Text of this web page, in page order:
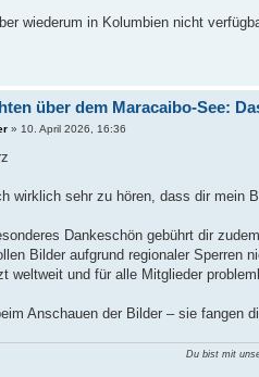
wiederum in Kolumbien nicht
über dem Maracaibo-See:
» 10. April 2026, 16:36
wirklich sehr zu hören, dass dir mein
Dankeschön gebührt dir
Bilder aufgrund regionaler Sperren
weltweit und für alle Mitglieder
Anschauen der Bilder – sie fangen
Du bist mit